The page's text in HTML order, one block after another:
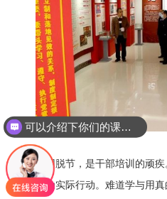
学用脱节，是干部培训的顽
法转化为实际行动。难道学与用
可以介绍下你们的课程吗？